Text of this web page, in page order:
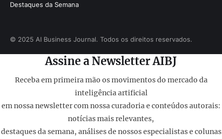
Destaques da Semana
© 2025 AI Business Journal. Todos os direitos reservados.
Assine a Newsletter AIBJ
Receba em primeira mão os movimentos do mercado da
inteligência artificial
em nossa newsletter com nossa curadoria e conteúdos autorais:
notícias mais relevantes,
destaques da semana, análises de nossos especialistas e colunas